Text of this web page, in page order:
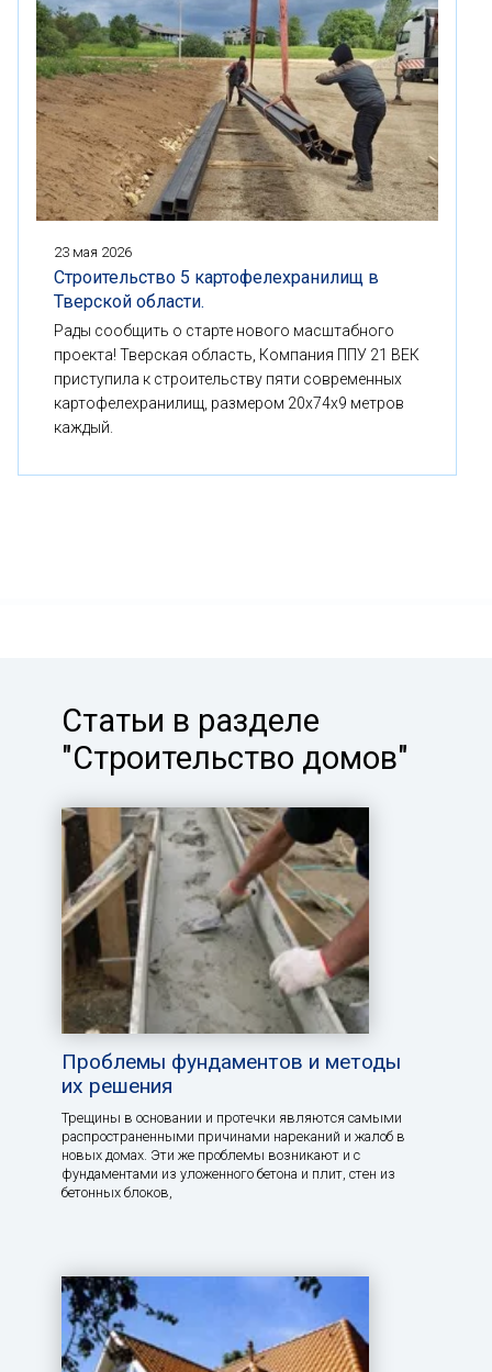
23 мая 2026
Строительство 5 картофелехранилищ в
Тверской области.
Рады сообщить о старте нового масштабного
проекта! Тверская область, Компания ППУ 21 ВЕК
приступила к строительству пяти современных
картофелехранилищ, размером 20x74x9 метров
каждый.
Статьи в разделе
"Строительство домов"
Проблемы фундаментов и методы
их решения
Трещины в основании и протечки являются самыми
распространенными причинами нареканий и жалоб в
новых домах. Эти же проблемы возникают и с
фундаментами из уложенного бетона и плит, стен из
бетонных блоков,